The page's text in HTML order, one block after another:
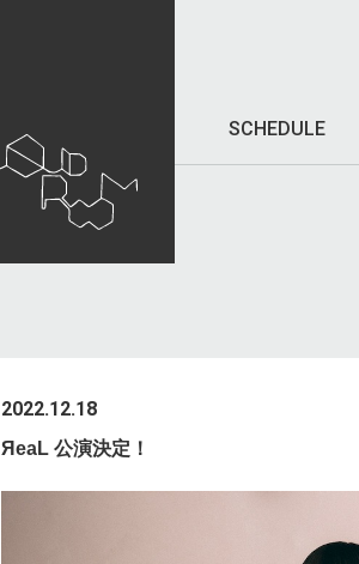
SCHEDULE
2022.12.18
ЯeaL 公演決定！